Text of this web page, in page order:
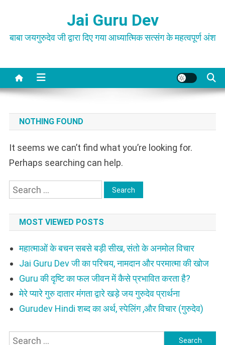
content
Jai Guru Dev
बाबा जयगुरुदेव जी द्वारा दिए गया आध्यात्मिक सत्संग के महत्वपूर्ण अंश
NOTHING FOUND
It seems we can’t find what you’re looking for.
Perhaps searching can help.
Search
MOST VIEWED POSTS
महात्माओं के बचन सबसे बड़ी सीख, संतो के अनमोल विचार
Jai Guru Dev जी का परिचय, नामदान और परमात्मा की खोज
Guru की दृष्टि का फल जीवन में कैसे प्रभावित करता है?
मेरे प्यारे गुरु दातार मंगता द्वारे खड़े जय गुरुदेव प्रार्थना
Gurudev Hindi शब्द का अर्थ, स्पेलिंग ,और विचार (गुरुदेव)
Search